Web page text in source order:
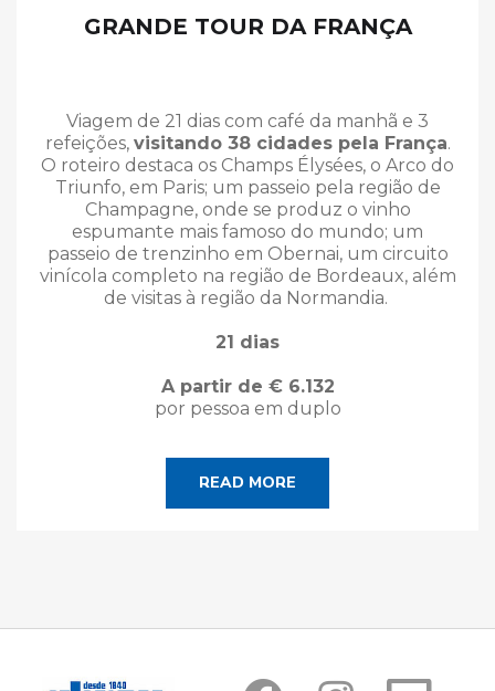
GRANDE TOUR DA FRANÇA
Viagem de 21 dias com café da manhã e 3
refeições, visitando 38 cidades pela França.
O roteiro destaca os Champs Élysées, o Arco do
Triunfo, em Paris; um passeio pela região de
Champagne, onde se produz o vinho
espumante mais famoso do mundo; um
passeio de trenzinho em Obernai, um circuito
vinícola completo na região de Bordeaux, além
de visitas à região da Normandia.
21 dias
A partir de € 6.132
por pessoa em duplo
READ MORE